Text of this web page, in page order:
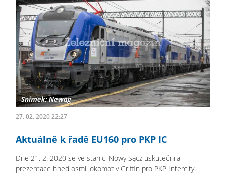
27. 02. 2020 22:27
Aktuálně k řadě EU160 pro PKP IC
Dne 21. 2. 2020 se ve stanici Nowy Sącz uskutečnila
prezentace hned osmi lokomotiv Griffin pro PKP Intercity.